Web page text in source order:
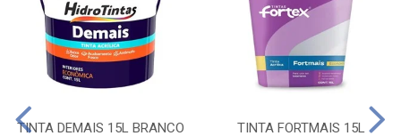
TINTA DEMAIS 15L BRANCO TINTA FORTMAIS 15L